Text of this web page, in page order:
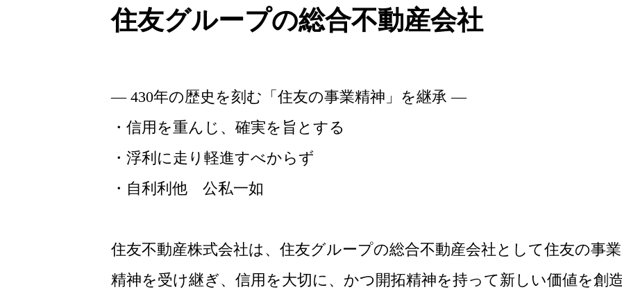
住友グループの総合不動産会社
— 430年の歴史を刻む「住友の事業精神」を継承 —
・信用を重んじ、確実を旨とする
・浮利に走り軽進すべからず
・自利利他 公私一如
住友不動産株式会社は、住友グループの総合不動産会社として住友の事業
精神を受け継ぎ、信用を大切に、かつ開拓精神を持って新しい価値を創